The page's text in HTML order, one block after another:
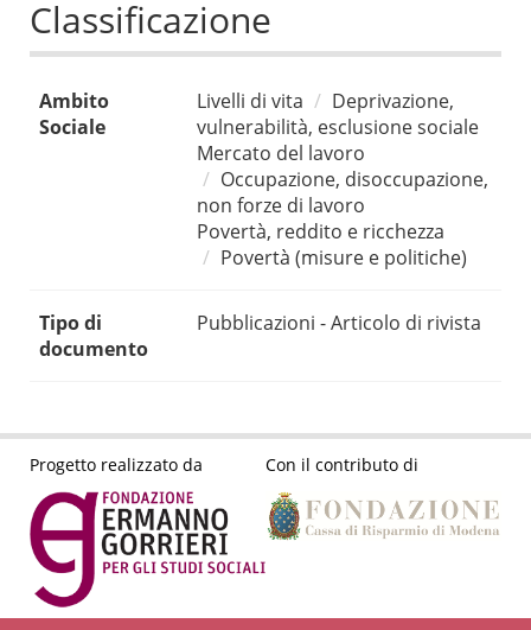
Classificazione
Ambito
Sociale
Livelli di vita
Deprivazione,
vulnerabilità, esclusione sociale
Mercato del lavoro
Occupazione, disoccupazione,
non forze di lavoro
Povertà, reddito e ricchezza
Povertà (misure e politiche)
Tipo di
documento
Pubblicazioni - Articolo di rivista
Progetto realizzato da Con il contributo di